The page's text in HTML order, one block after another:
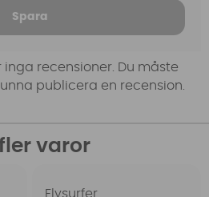
Spara
recensioner. Du måste
publicera en recension.
varor
Flysurfer